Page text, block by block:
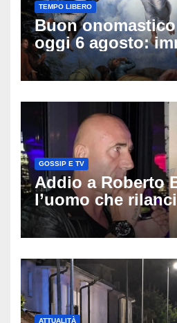
TEMPO LIBERO
Buon
oggi 6 agosto:
di auguri da
GOSSIP E TV
Addio a Roberto
l’uomo che
e Villa delle Rose:
anni
ATTUALITÀ